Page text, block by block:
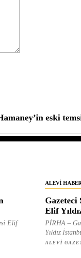
eski
Elif
ALEVI
Gazeteci
Elif
PİRHA –
Yıldız
ALEVI